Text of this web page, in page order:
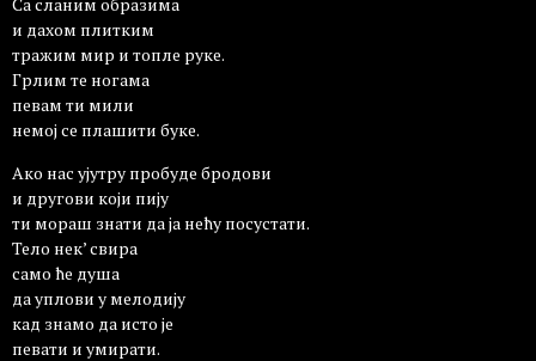
Са сланим образима
и дахом плитким
тражим мир и топле руке.
Грлим те ногама
певам ти мили
немој се плашити буке.
Ако нас ујутру пробуде бродови
и другови који пију
ти мораш знати да ја нећу посустати.
Тело нек’ свира
само ће душа
да уплови у мелодију
кад знамо да исто је
певати и умирати.